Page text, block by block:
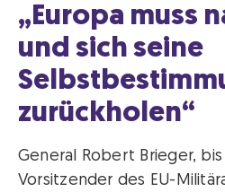
„Europa muss
und sich seine
zurückholen“
General Robert Brieger,
Vorsitzender des EU-